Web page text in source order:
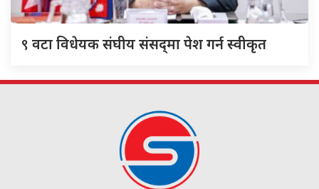
९ वटा विधेयक संघीय संसद्‌मा पेश गर्न स्वीकृत